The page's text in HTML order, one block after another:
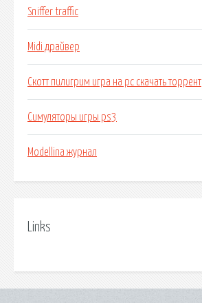
Sniffer traffic
Midi драйвер
Скотт пилигрим игра на pc скачать торрент
Симуляторы игры ps3
Modellina журнал
Links